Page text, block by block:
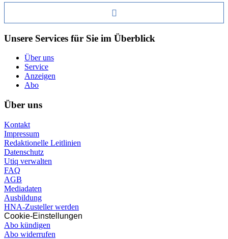
Unsere Services für Sie im Überblick
Über uns
Service
Anzeigen
Abo
Über uns
Kontakt
Impressum
Redaktionelle Leitlinien
Datenschutz
Utiq verwalten
FAQ
AGB
Mediadaten
Ausbildung
HNA-Zusteller werden
Cookie-Einstellungen
Abo kündigen
Abo widerrufen